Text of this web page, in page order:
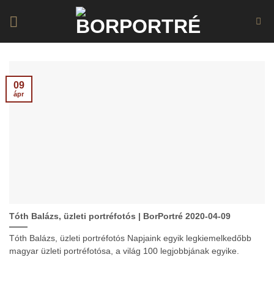
Tóth Balázs, üzleti portréfotós | BorPortré 2020-04-09
Tóth Balázs, üzleti portréfotós Napjaink egyik legkiemelkedőbb
magyar üzleti portréfotósa, a világ 100 legjobbjának egyike.
09
ápr